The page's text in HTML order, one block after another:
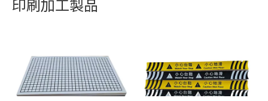
印刷加工製品